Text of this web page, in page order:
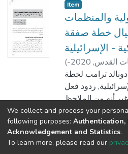
Item
والمنظمات
حيال خطة صفقة
- الإسرائيلية
( القدس,
2020-
01) ; شريفة
;سارة سليم
دونالد ترامب لخطة
ردود فعل
أنه من الملاحظ
لصفقة القرن,
باتت تتجه نحو رفض
سيتم تناول هذه
والدولية بمختلف
Show more
We collect and process your
following purposes: Authentication,
Acknowledgement and Statistics.
To learn more, please read our